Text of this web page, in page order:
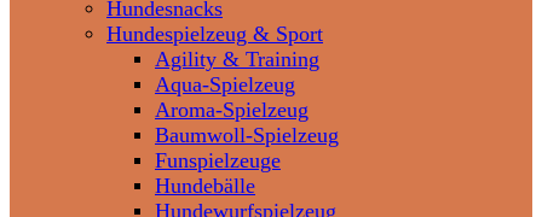
Hundesnacks
Hundespielzeug & Sport
Agility & Training
Aqua-Spielzeug
Aroma-Spielzeug
Baumwoll-Spielzeug
Funspielzeuge
Hundebälle
Hundewurfspielzeug